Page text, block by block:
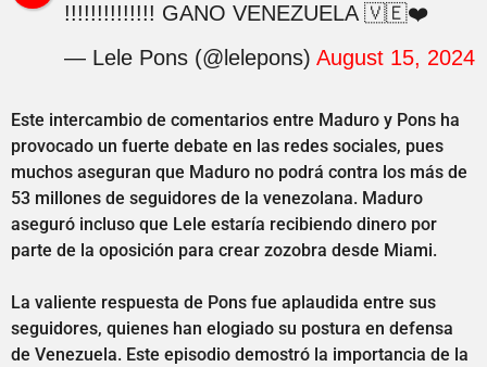
!!!!!!!!!!!!!! GANO VENEZUELA 🇻🇪❤️
— Lele Pons (@lelepons) August 15, 2024
Este intercambio de comentarios entre Maduro y Pons ha
provocado un fuerte debate en las redes sociales, pues
muchos aseguran que Maduro no podrá contra los más de
53 millones de seguidores de la venezolana. Maduro
aseguró incluso que Lele estaría recibiendo dinero por
parte de la oposición para crear zozobra desde Miami.
La valiente respuesta de Pons fue aplaudida entre sus
seguidores, quienes han elogiado su postura en defensa
de Venezuela. Este episodio demostró la importancia de la